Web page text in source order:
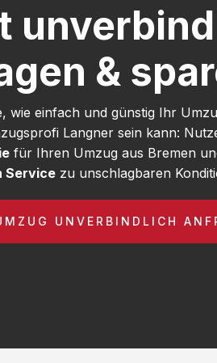
&
wie einfach und günstig Ihr
Langner sein kann:
für Ihren Umzug aus Bremen
Service zu unschlagbaren
UNVERBINDLICH